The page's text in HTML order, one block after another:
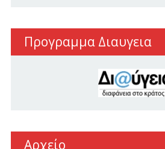
Προγραμμα Διαυγεια
Αρχείο